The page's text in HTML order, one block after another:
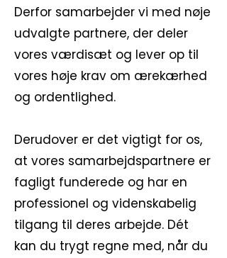
Derfor samarbejder vi med nøje
udvalgte partnere, der deler
vores værdisæt og lever op til
vores høje krav om ærekærhed
og ordentlighed.
Derudover er det vigtigt for os,
at vores samarbejdspartnere er
fagligt funderede og har en
professionel og videnskabelig
tilgang til deres arbejde. Dét
kan du trygt regne med, når du